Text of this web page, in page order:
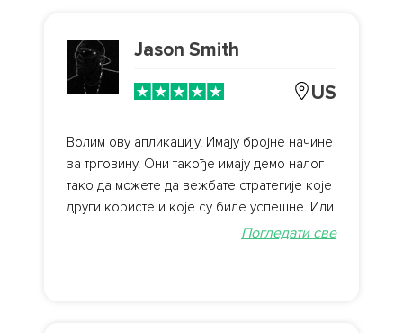
Jason Smith
US
Волим ову апликацију. Имају бројне начине
за трговину. Они такође имају демо налог
тако да можете да вежбате стратегије које
други користе и које су биле успешне. Или
пробајте свој. Нема кашњења уПогледати све